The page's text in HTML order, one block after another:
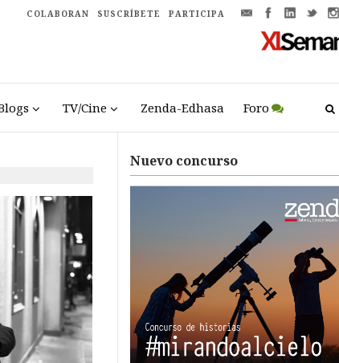
COLABORAN SUSCRÍBETE PARTICIPA
TV/Cine Zenda-Edhasa Foro
Nuevo concurso